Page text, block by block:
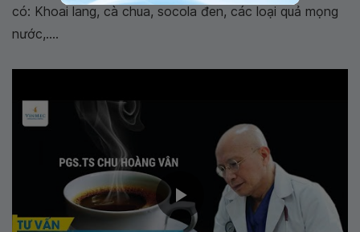
có: Khoai lang, cà chua, socola đen, các loại quả mọng
nước,....